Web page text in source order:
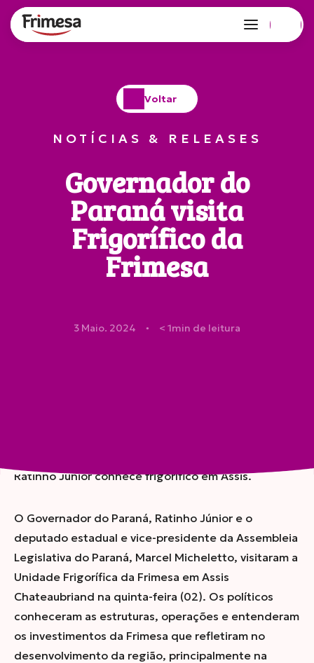
Voltar
NOTÍCIAS & RELEASES
Governador do
Paraná visita
Frigorífico da
Frimesa
3 Maio. 2024 ● < 1min de leitura
Ratinho Junior conhece frigorífico em Assis.
O Governador do Paraná, Ratinho Júnior e o
deputado estadual e vice-presidente da Assembleia
Legislativa do Paraná, Marcel Micheletto, visitaram a
Unidade Frigorífica da Frimesa em Assis
Chateaubriand na quinta-feira (02). Os políticos
conheceram as estruturas, operações e entenderam
os investimentos da Frimesa que refletiram no
desenvolvimento da região, principalmente na